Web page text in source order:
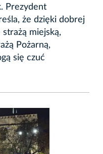
Prezydent
że dzięki dobrej
miejską,
Pożarną,
się czuć